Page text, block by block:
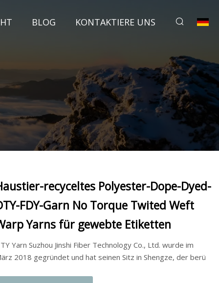
BLOG KONTAKTIERE UNS
recyceltes Polyester-Dope-Dyed-
FDY-Garn No Torque Twited Weft
Yarns für gewebte Etiketten
Yarn Suzhou Jinshi Fiber Technology Co., Ltd. wurde im
2018 gegründet und hat seinen Sitz in Shengze, der berü